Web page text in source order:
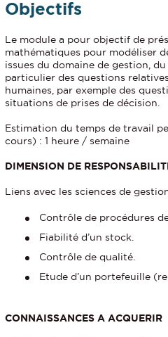
Objectifs
Le module a pour objectif de
mathématiques pour modéliser
issues du domaine de gestion,
particulier des questions
humaines, par exemple des
situations de prises de décision.
Estimation du temps de travail
cours) : 1 heure / semaine
DIMENSION DE
Liens avec les sciences de
Contrôle de procédures
Fiabilité d’un stock.
Contrôle de qualité.
Etude d’un portefeuille
CONNAISSANCES A ACQUERIR